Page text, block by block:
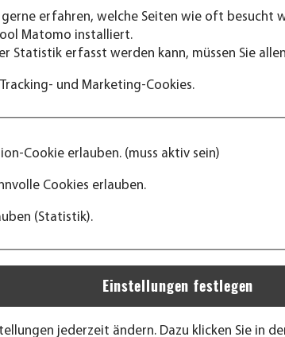
erfahren, welche Seiten wie oft besucht
Matomo installiert.
Statistik erfasst werden kann, müssen Sie
und Marketing-Cookies.
Cookie erlauben. (muss aktiv sein)
Cookies erlauben.
(Statistik).
jederzeit ändern. Dazu klicken Sie in
kurz- bis mittelfristige Einsatzzeiten, überall
+25/27° bis - 25°) zum Beispiel als:
Einrichtungen
biologischen oder veterinärmedizinischen
und Getränke bei Veranstaltungen und
ohne Kühlaggregat dienen als Lagerstätte für
(Holztrocknung),